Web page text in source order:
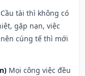
Cầu tài thì không có
gặp nạn, việc
cúng tế thì mới
Mọi công việc đều